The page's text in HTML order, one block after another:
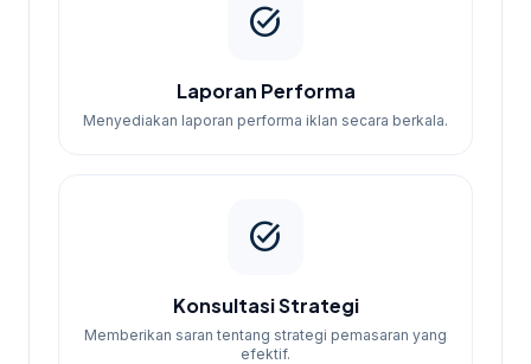
task_alt
Laporan Performa
Menyediakan laporan performa iklan secara berkala.
task_alt
Konsultasi Strategi
Memberikan saran tentang strategi pemasaran yang
efektif.